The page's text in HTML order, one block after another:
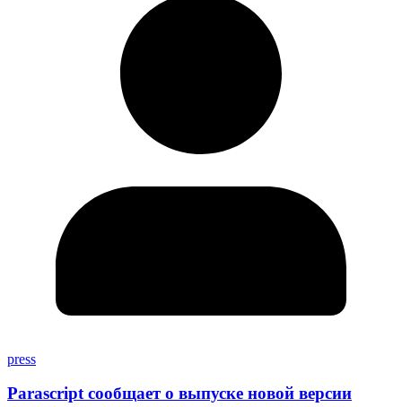
press
Parascript сообщает о выпуске новой версии